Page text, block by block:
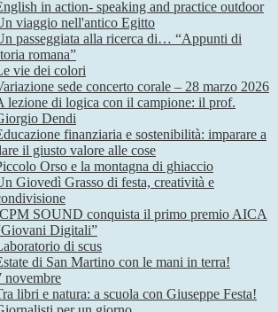
in action- speaking and practice outdoor
viaggio nell'antico Egitto
passeggiata alla ricerca di… “Appunti di
romana”
vie dei colori
sede concerto corale – 28 marzo 2026
lezione di logica con il campione: il prof.
Dendi
finanziaria e sostenibilità: imparare a
il giusto valore alle cose
Orso e la montagna di ghiaccio
Giovedì Grasso di festa, creatività e
SOUND conquista il primo premio AICA
Digitali”
di scus
di San Martino con le mani in terra!
novembre
libri e natura: a scuola con Giuseppe Festa!